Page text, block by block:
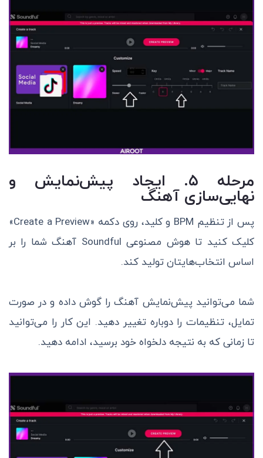
مرحله ۵. ایجاد پیش‌نمایش و
نهایی‌سازی آهنگ
پس از تنظیم BPM و کلید، روی دکمه «Create a Preview»
کلیک کنید تا هوش مصنوعی Soundful آهنگ شما را بر
اساس انتخاب‌هایتان تولید کند.
شما می‌توانید پیش‌نمایش آهنگ را گوش داده و در صورت
تمایل، تنظیمات را دوباره تغییر دهید. این کار را می‌توانید
تا زمانی که به نتیجه دلخواه خود برسید، ادامه دهید.